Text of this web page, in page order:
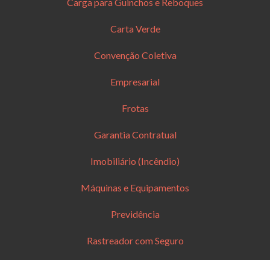
Carta Verde
Convenção Coletiva
Empresarial
Frotas
Garantia Contratual
Imobiliário (Incêndio)
Máquinas e Equipamentos
Previdência
Rastreador com Seguro